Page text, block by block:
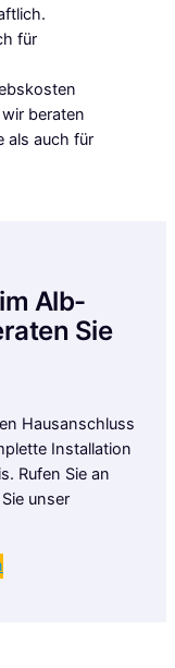
für
beraten
als auch für
Alb-
Sie
Hausanschluss
Installation
Rufen Sie an
unser